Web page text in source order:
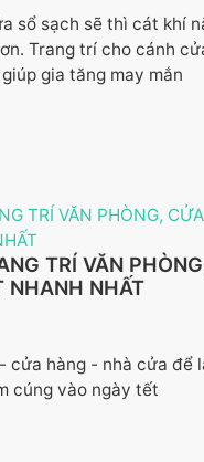
sổ sạch sẽ thì cát khí
Trang trí cho cánh
gia tăng may mắn
TRÍ VĂN
NHANH NHẤT
cửa hàng - nhà cửa để
cúng vào ngày tết